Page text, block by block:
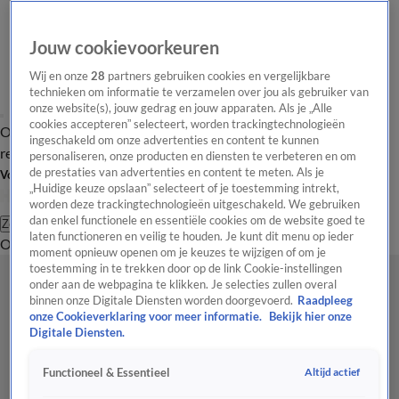
Overzicht Laatste nieuws Regionieuws Het beste van Hart
Tip de
redactie
Volg Hart van Nederland
Zoeken
OverzichtRegioUitzendingenWeerTip de redactiePanelVideo's
Jouw cookievoorkeuren
Wij en onze28 partners gebruiken cookies en vergelijkbare
technieken om informatie te verzamelen over jou als gebruiker van
onze website(s), jouw gedrag en jouw apparaten. Als je „Alle
cookies accepteren” selecteert, worden trackingtechnologieën
ingeschakeld om onze advertenties en content te kunnen
personaliseren, onze producten en diensten te verbeteren en om
de prestaties van advertenties en content te meten. Als je
„Huidige keuze opslaan” selecteert of je toestemming intrekt,
worden deze trackingtechnologieën uitgeschakeld. We gebruiken
dan enkel functionele en essentiële cookies om de website goed te
laten functioneren en veilig te houden. Je kunt dit menu op ieder
moment opnieuw openen om je keuzes te wijzigen of om je
toestemming in te trekken door op de link Cookie-instellingen
onder aan de webpagina te klikken. Je selecties zullen overal
binnen onze Digitale Diensten worden doorgevoerd. Raadpleeg
onze Cookieverklaring voor meer informatie.
Bekijk hier onze
Digitale Diensten.
Functioneel & Essentieel Altijd actief